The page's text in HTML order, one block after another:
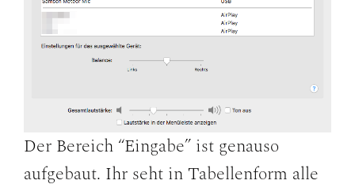
Der Bereich “Eingabe” ist genauso
aufgebaut. Ihr seht in Tabellenform alle